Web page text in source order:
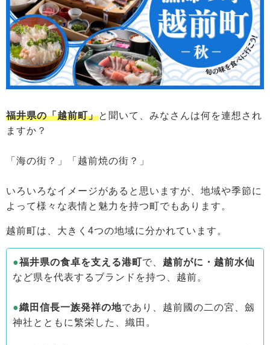
福井県の「越前町」と聞いて、みなさんは何を連想され
ますか？
「海の街？」「越前焼の街？」
いろいろなイメージがあると思いますが、地域や季節に
よって様々な表情と魅力を持つ町でもあります。
越前町は、大きく4つの地域に分かれています。
●福井県の食卓を支える港町で、 越前がに・越前水仙
など県を代表するブランドを持つ、越前。
●織田信長一族発祥の地であり、越前國の二の宮、劔
神社とともに繁栄した、織田。